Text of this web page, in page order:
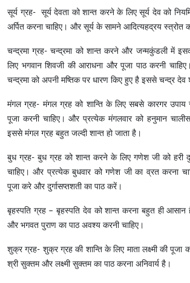
सूर्य ग्रह- सूर्य देवता को शान्त करने के लिए सूर्य देव को
अर्पित करना चाहिए। और सूर्य के सामने आदित्यहद्रय स्त्रोत
चन्द्रमा ग्रह- चन्द्रमा को शान्त करने और जन्मकुंडली में
लिए भगवान शिवजी की आराधना और पूजा पाठ करनी
चन्द्रमा को अपनी मष्तिक पर धारण किए हुए है इससे चन्द्र देव
मंगल ग्रह- मंगल ग्रह को शान्ति के लिए सबसे कारगर उपाय
पूजा करनी चाहिए। और प्रत्येक मंगलवार को हनुमान
इससे मंगल ग्रह बहुत जल्दी शान्त हो जाता है।
बुध ग्रह- बुध ग्रह को शान्त करने के लिए गणेश जी को हरी
चाहिए। और प्रत्येक बुधवार को गणेश जी का व्रत करना
पूजा करे और दुर्गासप्तशती का पाठ करें।
बृहस्पति ग्रह – बृहस्पति देव को शान्त करना बहुत ही आसान
और भगवत पुराण का पाठ अवश्य करनी चाहिए।
शुक्र ग्रह- शुक्र ग्रह की शान्ति के लिए माता लक्ष्मी की पूजा
श्री सुक्तम और लक्ष्मी सुक्तम का पाठ करना अनिवार्य है।